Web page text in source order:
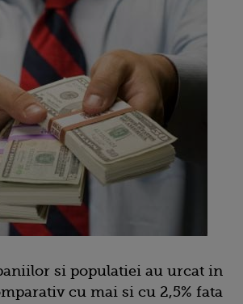
si populatiei au urcat in
cu mai si cu 2,5% fata